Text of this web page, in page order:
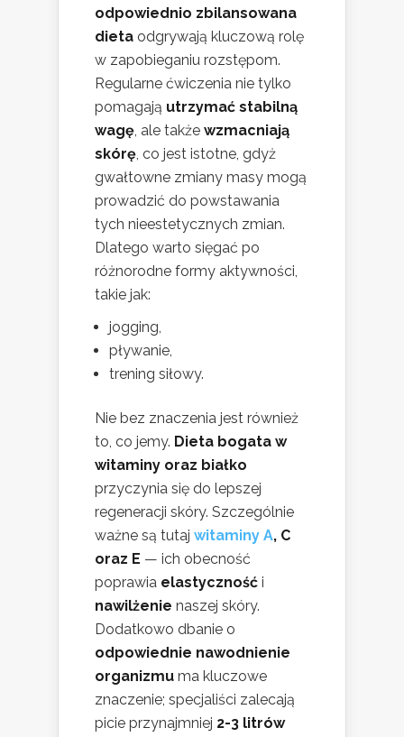
odpowiednio zbilansowana
dieta odgrywają kluczową rolę
w zapobieganiu rozstępom.
Regularne ćwiczenia nie tylko
pomagają utrzymać stabilną
wagę, ale także wzmacniają
skórę, co jest istotne, gdyż
gwałtowne zmiany masy mogą
prowadzić do powstawania
tych nieestetycznych zmian.
Dlatego warto sięgać po
różnorodne formy aktywności,
takie jak:
jogging,
pływanie,
trening siłowy.
Nie bez znaczenia jest również
to, co jemy. Dieta bogata w
witaminy oraz białko
przyczynia się do lepszej
regeneracji skóry. Szczególnie
ważne są tutaj witaminy A, C
oraz E — ich obecność
poprawia elastyczność i
nawilżenie naszej skóry.
Dodatkowo dbanie o
odpowiednie nawodnienie
organizmu ma kluczowe
znaczenie; specjaliści zalecają
picie przynajmniej 2-3 litrów